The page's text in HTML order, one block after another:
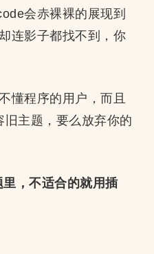
会赤裸裸的展现到
连影子都找不到，你
懂程序的用户，而且
主题，要么放弃你的
，不适合的就用插